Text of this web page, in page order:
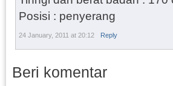
Posisi : penyerang
24 January, 2011 at 20:12 Reply
Beri komentar